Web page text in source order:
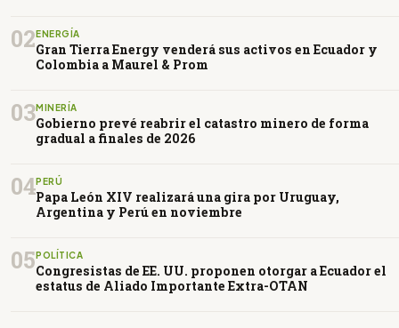
02ENERGÍA
Gran Tierra Energy venderá sus activos en Ecuador y
Colombia a Maurel & Prom
03MINERÍA
Gobierno prevé reabrir el catastro minero de forma
gradual a finales de 2026
04PERÚ
Papa León XIV realizará una gira por Uruguay,
Argentina y Perú en noviembre
05POLÍTICA
Congresistas de EE. UU. proponen otorgar a Ecuador el
estatus de Aliado Importante Extra-OTAN